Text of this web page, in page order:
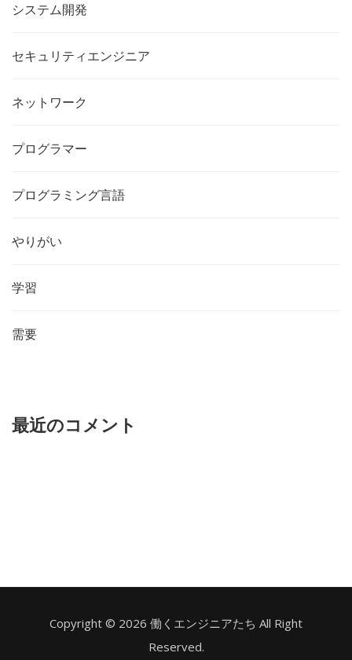
システム開発
セキュリティエンジニア
ネットワーク
プログラマー
プログラミング言語
やりがい
学習
需要
最近のコメント
Copyright © 2026 働くエンジニアたち All Right
Reserved.